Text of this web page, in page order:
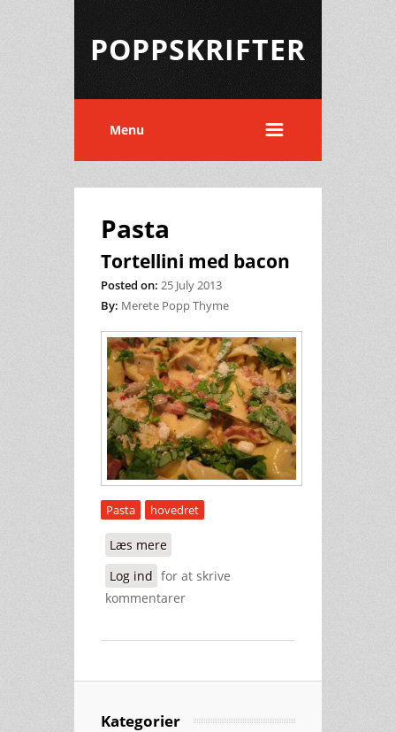
POPPSKRIFTER
Menu
Pasta
Tortellini med bacon
Posted on: 25 July 2013
By: Merete Popp Thyme
Pasta hovedret
Læs mere
Log ind for at skrive
kommentarer
Kategorier